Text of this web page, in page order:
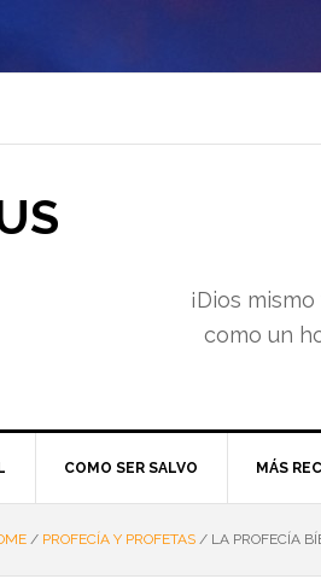
¡Dios
como un
COMO SER SALVO MÁS
/ PROFECÍA Y PROFETAS / LA PROFECÍA